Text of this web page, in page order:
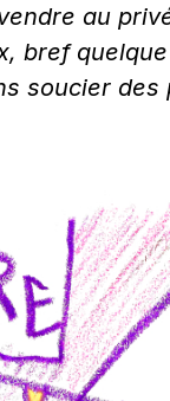
au
bref
soucier